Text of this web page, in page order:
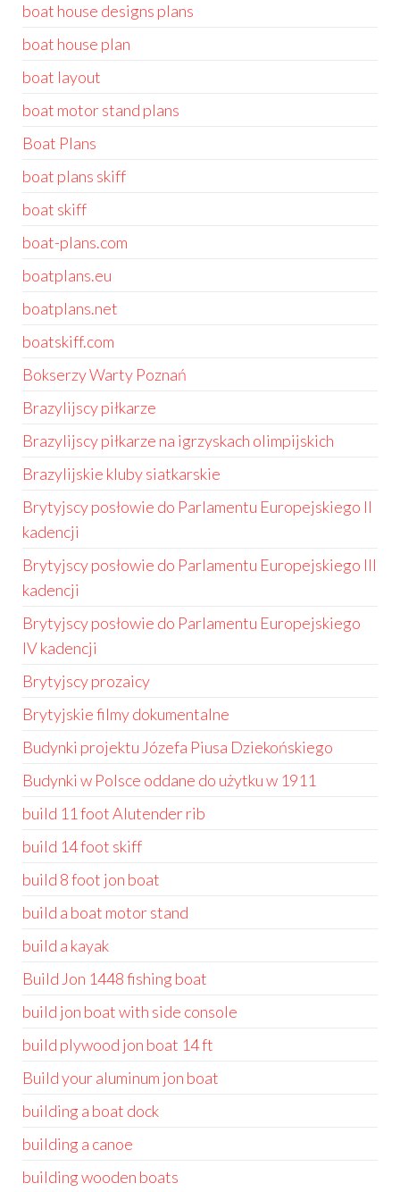
boat house designs plans
boat house plan
boat layout
boat motor stand plans
Boat Plans
boat plans skiff
boat skiff
boat-plans.com
boatplans.eu
boatplans.net
boatskiff.com
Bokserzy Warty Poznań
Brazylijscy piłkarze
Brazylijscy piłkarze na igrzyskach olimpijskich
Brazylijskie kluby siatkarskie
Brytyjscy posłowie do Parlamentu Europejskiego II
kadencji
Brytyjscy posłowie do Parlamentu Europejskiego III
kadencji
Brytyjscy posłowie do Parlamentu Europejskiego
IV kadencji
Brytyjscy prozaicy
Brytyjskie filmy dokumentalne
Budynki projektu Józefa Piusa Dziekońskiego
Budynki w Polsce oddane do użytku w 1911
build 11 foot Alutender rib
build 14 foot skiff
build 8 foot jon boat
build a boat motor stand
build a kayak
Build Jon 1448 fishing boat
build jon boat with side console
build plywood jon boat 14 ft
Build your aluminum jon boat
building a boat dock
building a canoe
building wooden boats